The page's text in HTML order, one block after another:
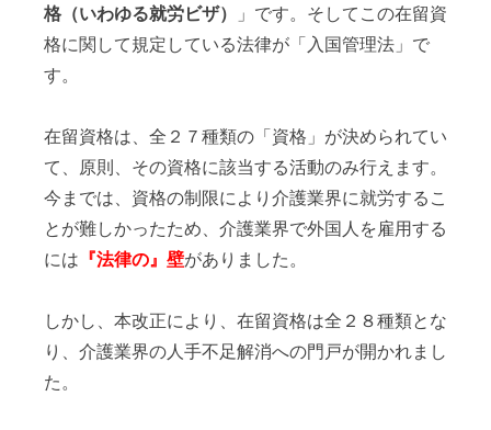
格（いわゆる就労ビザ）
」です。そしてこの在留資
格に関して規定している法律が「入国管理法」で
す。
在留資格は、全２７種類の「資格」が決められてい
て、原則、その資格に該当する活動のみ行えます。
今までは、資格の制限により介護業界に就労するこ
とが難しかったため、介護業界で外国人を雇用する
には 『法律の』壁がありました。
しかし、本改正により、在留資格は全２８種類とな
り、介護業界の人手不足解消への門戸が開かれまし
た。